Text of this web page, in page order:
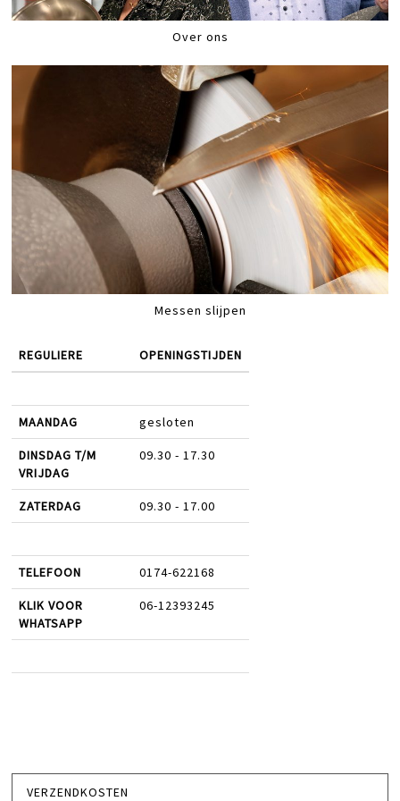
Over ons
Messen slijpen
REGULIERE OPENINGSTIJDEN
MAANDAG gesloten
DINSDAG T/M
VRIJDAG
09.30 - 17.30
ZATERDAG 09.30 - 17.00
TELEFOON 0174-622168
KLIK VOOR
WHATSAPP
06-12393245
VERZENDKOSTEN